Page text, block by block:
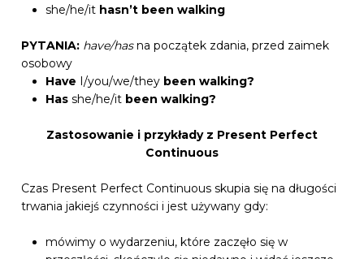
she/he/it hasn’t been walking
PYTANIA: have/hasna początek zdania, przed zaimek
osobowy
Have I/you/we/they been walking?
Has she/he/it been walking?
Zastosowanie i przykłady z Present Perfect
Continuous
Czas Present Perfect Continuous skupia się na długości
trwania jakiejś czynności i jest używany gdy:
mówimy o wydarzeniu, które zaczęło się w